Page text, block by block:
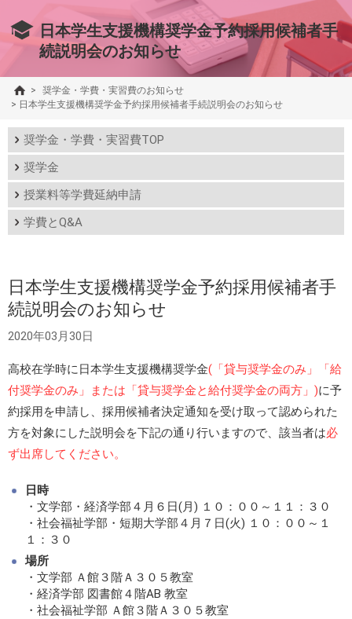
日本学生支援機構奨学金予約採用候補者手
続説明会のお知らせ
>
奨学金・学費・実習費のお知らせ
> 日本学生支援機構奨学金予約採用候補者手続説明会のお知らせ
奨学金・学費・実習費TOP
奨学金
授業料等学費延納申請
学費とQ&A
日本学生支援機構奨学金予約採用候補者手
続説明会のお知らせ
2020年03月30日
高校在学時に日本学生支援機構奨学金(「貸与奨学金のみ」「給
付奨学金のみ」または「貸与奨学金と給付奨学金の両方」)に予
約採用を申請し、採用候補者決定通知を受け取って認められた
方を対象にした説明会を下記の通り行いますので、該当者は必
ず出席してください。
日時
・文学部・経済学部４月６日(月) １０：００～１１：３０
・社会福祉学部・短期大学部４月７日(火) １０：００～１
１：３０
場所
・文学部 Ａ館３階Ａ３０５教室
・経済学部 図書館４階AB 教室
・社会福祉学部 Ａ館３階Ａ３０５教室